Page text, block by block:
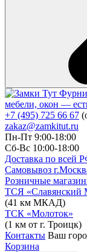
мебели, окон —
+7 (495) 725 66 67
zakaz@zamkitut.ru
Пн-Пт 9:00-18:00
Сб-Вс 10:00-18:00
Доставка по всей
Самовывоз
Розничные
ТСЯ «Славянский
(41 км МКАД)
ТСК «Молоток»
(1 км от г. Троицк)
Контакты Ваш
Корзина